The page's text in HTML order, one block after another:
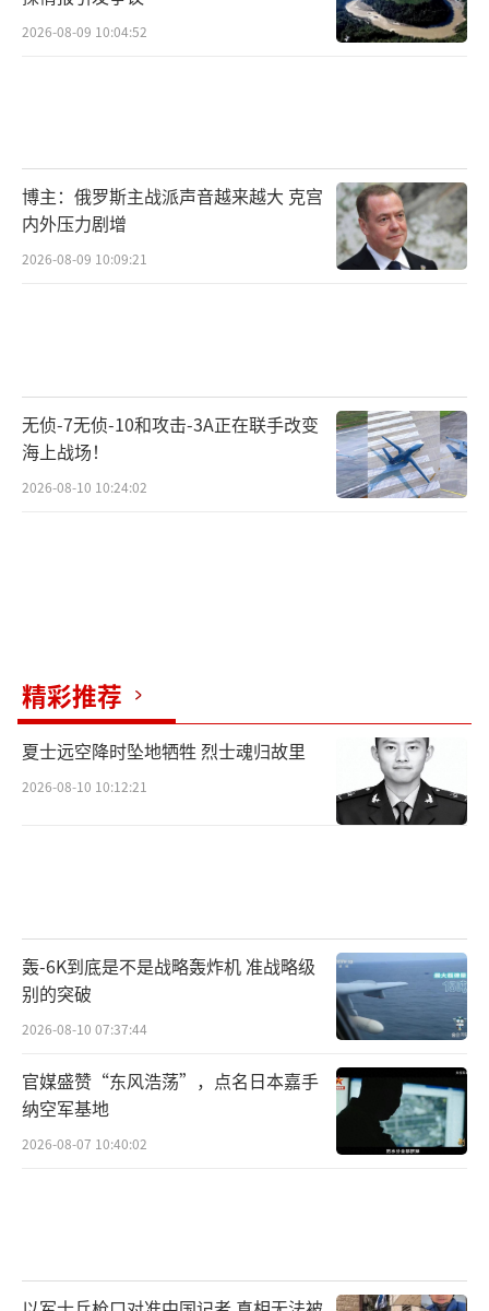
2026-08-09 10:04:52
博主：俄罗斯主战派声音越来越大 克宫
内外压力剧增
2026-08-09 10:09:21
无侦-7无侦-10和攻击-3A正在联手改变
海上战场！
2026-08-10 10:24:02
精彩推荐
夏士远空降时坠地牺牲 烈士魂归故里
2026-08-10 10:12:21
轰-6K到底是不是战略轰炸机 准战略级
别的突破
2026-08-10 07:37:44
官媒盛赞“东风浩荡”，点名日本嘉手
纳空军基地
2026-08-07 10:40:02